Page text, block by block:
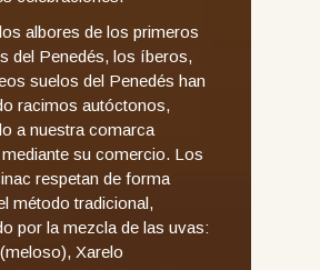
albores de los primeros
del Penedés, los íberos,
suelos del Penedés han
racimos autóctonos,
a nuestra comarca
su comercio. Los
respetan de forma
método tradicional,
por la mezcla de las uvas:
Xarelo